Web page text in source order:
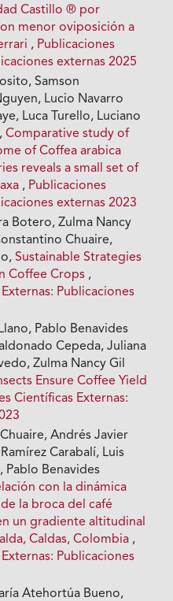
Castillo ® por
menor oviposición a
, Publicaciones
externas 2025
Samson
Lucio Navarro
Luca Turello, Luciano
Comparative study of
of Coffea arabica
reveals a small set of
, Publicaciones
externas 2023
Botero, Zulma Nancy
Chuaire,
Sustainable Strategies
Coffee Crops ,
Publicaciones
Pablo Benavides
Cepeda, Juliana
Zulma Nancy Gil
Ensure Coffee Yield
Científicas Externas:
Andrés Javier
Carabalí, Luis
Pablo Benavides
con la dinámica
la broca del café
un gradiente altitudinal
Caldas, Colombia ,
Publicaciones
Atehortúa Bueno,